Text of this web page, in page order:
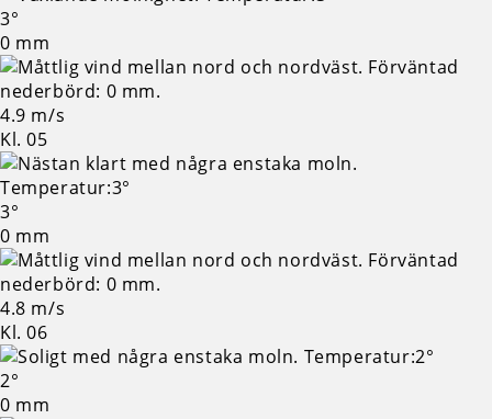
3°
0 mm
4.9 m/s
Kl. 05
3°
0 mm
4.8 m/s
Kl. 06
2°
0 mm